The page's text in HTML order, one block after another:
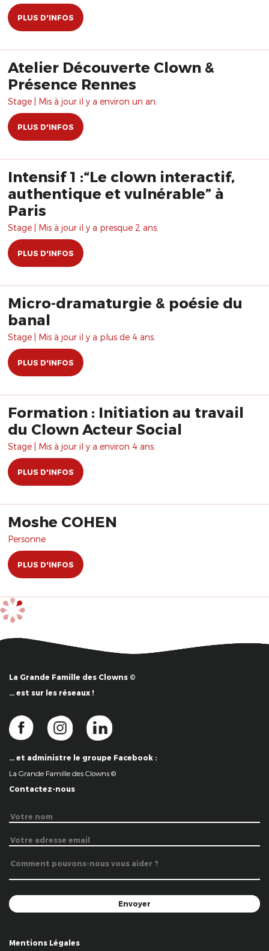
PLUS D'INFOS
Atelier Découverte Clown &
Présence Rennes
Stage | Mis à jour il y a environ un an.
PLUS D'INFOS
Intensif 1 :“Le clown interactif,
authentique et vulnérable” à
Paris
Stage | Mis à jour il y a presque 2 ans.
PLUS D'INFOS
Micro-dramaturgie & poésie du
banal
Stage | Mis à jour il y a plus de 4 ans.
PLUS D'INFOS
Formation : Initiation au travail
du Clown Acteur Social
Stage | Mis à jour il y a environ 4 ans.
PLUS D'INFOS
Moshe COHEN
Personne
PLUS D'INFOS
La Grande Famille des Clowns ©
… est sur les réseaux !
… et administre le groupe Facebook :
La Grande Famille des Clowns ©
Contactez-nous
Mentions Légales